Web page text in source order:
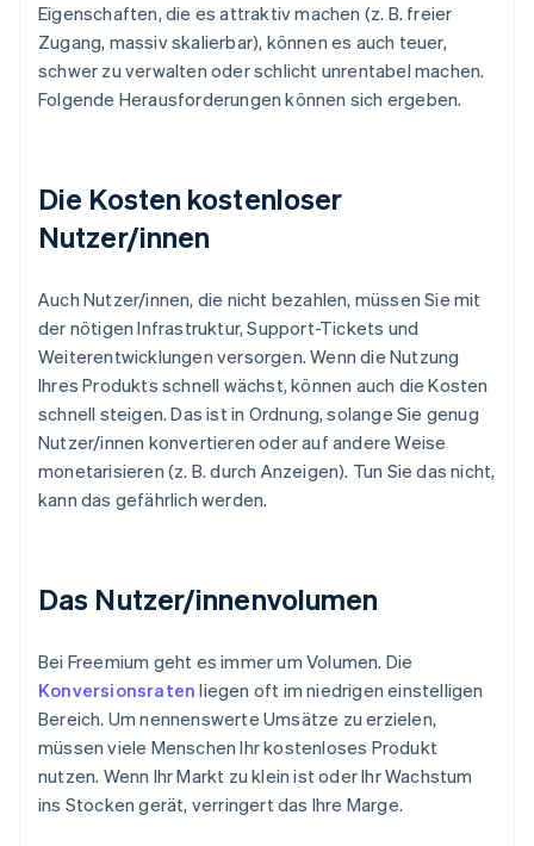
Eigenschaften, die es attraktiv machen (z. B. freier
Zugang, massiv skalierbar), können es auch teuer,
schwer zu verwalten oder schlicht unrentabel machen.
Folgende Herausforderungen können sich ergeben.
Die Kosten kostenloser
Nutzer/innen
Auch Nutzer/innen, die nicht bezahlen, müssen Sie mit
der nötigen Infrastruktur, Support-Tickets und
Weiterentwicklungen versorgen. Wenn die Nutzung
Ihres Produkts schnell wächst, können auch die Kosten
schnell steigen. Das ist in Ordnung, solange Sie genug
Nutzer/innen konvertieren oder auf andere Weise
monetarisieren (z. B. durch Anzeigen). Tun Sie das nicht,
kann das gefährlich werden.
Das Nutzer/innenvolumen
Bei Freemium geht es immer um Volumen. Die
Konversionsraten liegen oft im niedrigen einstelligen
Bereich. Um nennenswerte Umsätze zu erzielen,
müssen viele Menschen Ihr kostenloses Produkt
nutzen. Wenn Ihr Markt zu klein ist oder Ihr Wachstum
ins Stocken gerät, verringert das Ihre Marge.